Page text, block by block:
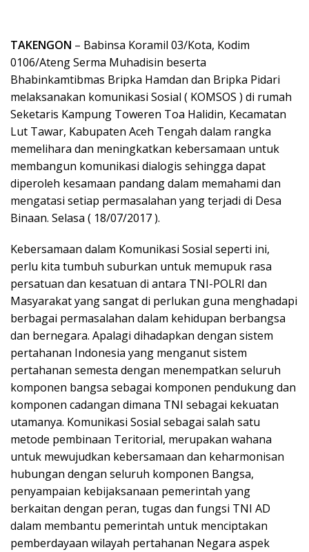
TAKENGON – Babinsa Koramil 03/Kota, Kodim
0106/Ateng Serma Muhadisin beserta
Bhabinkamtibmas Bripka Hamdan dan Bripka Pidari
melaksanakan komunikasi Sosial ( KOMSOS ) di rumah
Seketaris Kampung Toweren Toa Halidin, Kecamatan
Lut Tawar, Kabupaten Aceh Tengah dalam rangka
memelihara dan meningkatkan kebersamaan untuk
membangun komunikasi dialogis sehingga dapat
diperoleh kesamaan pandang dalam memahami dan
mengatasi setiap permasalahan yang terjadi di Desa
Binaan. Selasa ( 18/07/2017 ).
Kebersamaan dalam Komunikasi Sosial seperti ini,
perlu kita tumbuh suburkan untuk memupuk rasa
persatuan dan kesatuan di antara TNI-POLRI dan
Masyarakat yang sangat di perlukan guna menghadapi
berbagai permasalahan dalam kehidupan berbangsa
dan bernegara. Apalagi dihadapkan dengan sistem
pertahanan Indonesia yang menganut sistem
pertahanan semesta dengan menempatkan seluruh
komponen bangsa sebagai komponen pendukung dan
komponen cadangan dimana TNI sebagai kekuatan
utamanya. Komunikasi Sosial sebagai salah satu
metode pembinaan Teritorial, merupakan wahana
untuk mewujudkan kebersamaan dan keharmonisan
hubungan dengan seluruh komponen Bangsa,
penyampaian kebijaksanaan pemerintah yang
berkaitan dengan peran, tugas dan fungsi TNI AD
dalam membantu pemerintah untuk menciptakan
pemberdayaan wilayah pertahanan Negara aspek